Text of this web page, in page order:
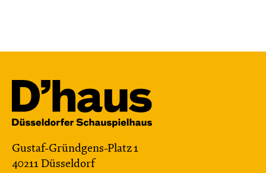
Gustaf-Gründgens-Platz 1
40211 Düsseldorf